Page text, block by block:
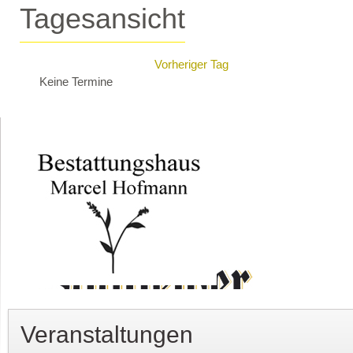
Tagesansicht
Vorheriger Tag
Keine Termine
Veranstaltungen